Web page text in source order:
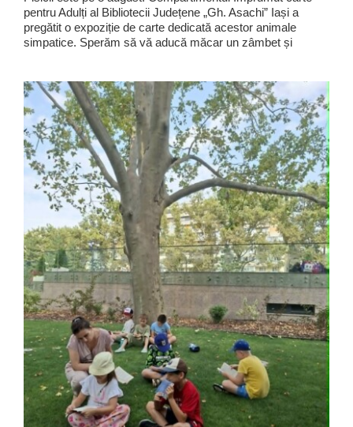
pentru Adulți al Bibliotecii Județene „Gh. Asachi” Iași a
pregătit o expoziție de carte dedicată acestor animale
simpatice. Sperăm să vă aducă măcar un zâmbet și